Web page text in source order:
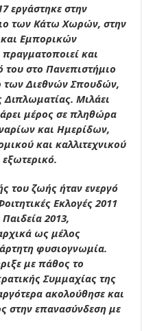
εργάστηκε στην
των Κάτω Χωρών, στην
Εμπορικών
και
στο Πανεπιστήμιο
των Διεθνών Σπουδών,
Μιλάει
μέρος σε πληθώρα
και Ημερίδων,
και καλλιτεχνικού
του ζωής ήταν ενεργό
Εκλογές 2011
2013,
ως μέλος
φυσιογνωμία.
με πάθος το
Συμμαχίας της
ακολούθησε και
στην επανασύνδεση με